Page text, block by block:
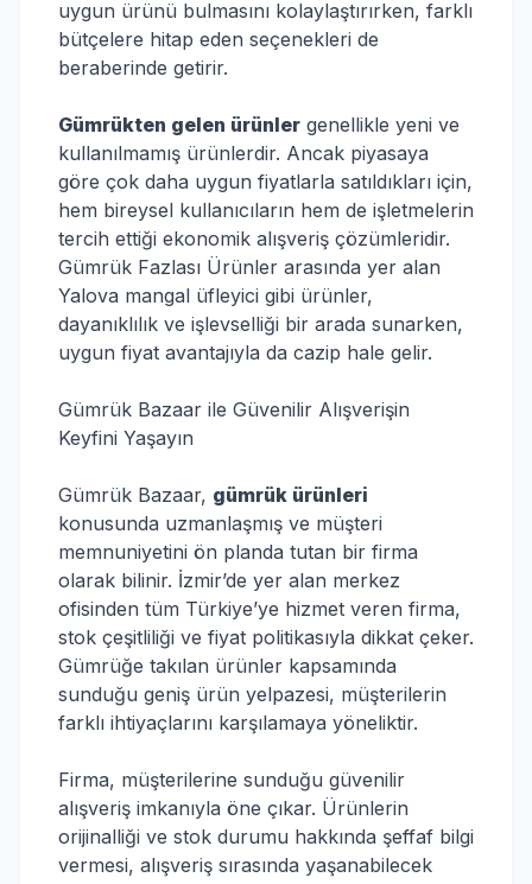
uygun ürünü bulmasını kolaylaştırırken, farklı
bütçelere hitap eden seçenekleri de
beraberinde getirir.
Gümrükten gelen ürünler genellikle yeni ve
kullanılmamış ürünlerdir. Ancak piyasaya
göre çok daha uygun fiyatlarla satıldıkları için,
hem bireysel kullanıcıların hem de işletmelerin
tercih ettiği ekonomik alışveriş çözümleridir.
Gümrük Fazlası Ürünler arasında yer alan
Yalova mangal üfleyici gibi ürünler,
dayanıklılık ve işlevselliği bir arada sunarken,
uygun fiyat avantajıyla da cazip hale gelir.
Gümrük Bazaar ile Güvenilir Alışverişin
Keyfini Yaşayın
Gümrük Bazaar, gümrük ürünleri
konusunda uzmanlaşmış ve müşteri
memnuniyetini ön planda tutan bir firma
olarak bilinir. İzmir’de yer alan merkez
ofisinden tüm Türkiye’ye hizmet veren firma,
stok çeşitliliği ve fiyat politikasıyla dikkat çeker.
Gümrüğe takılan ürünler kapsamında
sunduğu geniş ürün yelpazesi, müşterilerin
farklı ihtiyaçlarını karşılamaya yöneliktir.
Firma, müşterilerine sunduğu güvenilir
alışveriş imkanıyla öne çıkar. Ürünlerin
orijinalliği ve stok durumu hakkında şeffaf bilgi
vermesi, alışveriş sırasında yaşanabilecek